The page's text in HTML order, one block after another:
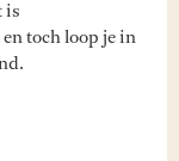
is
toch loop je in